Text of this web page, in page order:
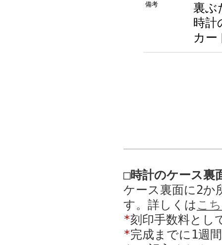
備考
裏ぶ
時計
カ
□時計のケース裏
ケース裏面に2か
す。詳しくは こ
*刻印手数料とし
*完成までに1週